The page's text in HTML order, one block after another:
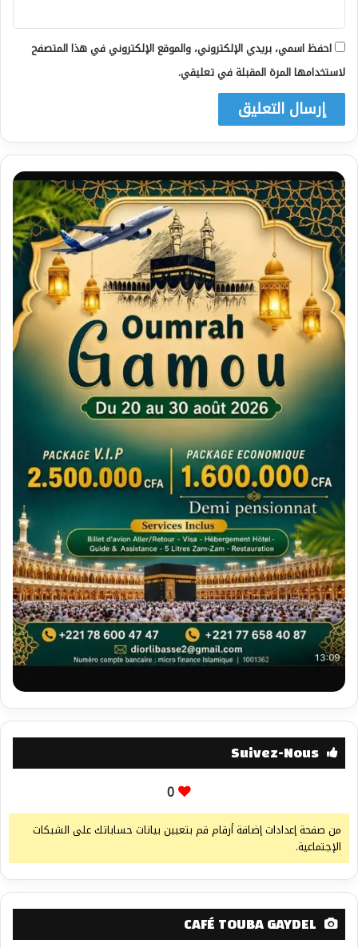
احفظ اسمي، بريدي الإلكتروني، والموقع الإلكتروني في هذا المتصفح
لاستخدامها المرة المقبلة في تعليقي.
Suivez-Nous
0
من صفحة إعدادات إضافة أرقام قم بتعيين بيانات حساباتك على الشبكات
الإجتماعية.
CAFÉ TOUBA GAYDEL